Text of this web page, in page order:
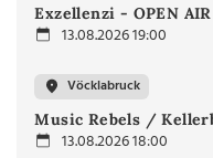
Exzellenzi - OPEN AIR
13.08.2026 19:00
Vöcklabruck
Music Rebels /
13.08.2026 18:00